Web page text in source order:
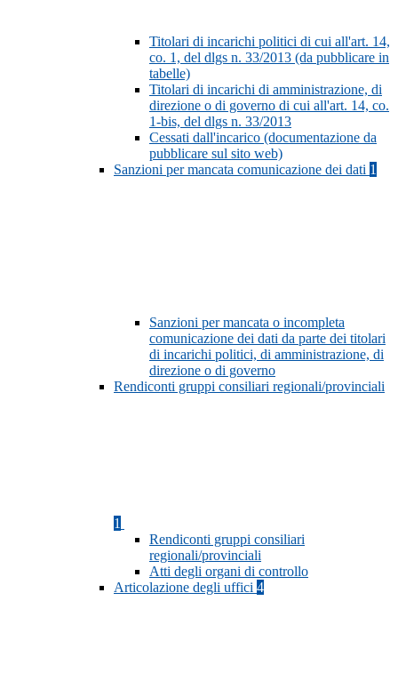
Titolari di incarichi politici di cui all'art. 14,
co. 1, del dlgs n. 33/2013 (da pubblicare in
tabelle)
Titolari di incarichi di amministrazione, di
direzione o di governo di cui all'art. 14, co.
1-bis, del dlgs n. 33/2013
Cessati dall'incarico (documentazione da
pubblicare sul sito web)
Sanzioni per mancata comunicazione dei dati 1
Sanzioni per mancata o incompleta
comunicazione dei dati da parte dei titolari
di incarichi politici, di amministrazione, di
direzione o di governo
Rendiconti gruppi consiliari regionali/provinciali
1
Rendiconti gruppi consiliari
regionali/provinciali
Atti degli organi di controllo
Articolazione degli uffici 4